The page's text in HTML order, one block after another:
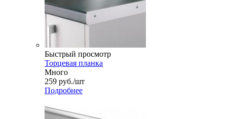
Быстрый просмотр
Торцевая планка
Много
259 руб./шт
Подробнее